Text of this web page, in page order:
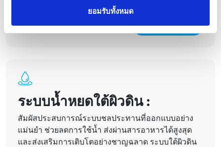
ยอมรับทั้งหมด
เรียนรู้เพิ่มเติม
ระบบน้ำหยดใต้ผิวดิน :
สัมผัสประสบการณ์ระบบชลประทานที่ออกแบบอย่าง
แม่นยำ ช่วยลดการใช้น้ำ ส่งผ่านสารอาหารได้สูงสุด
และส่งเสริมการเติบโตอย่างชาญฉลาด ระบบใต้ผิวดิน